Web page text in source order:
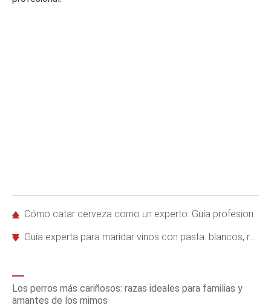
Cómo catar cerveza como un experto: Guía profesional paso a paso
Guía experta para maridar vinos con pasta: blancos, rosados y tintos
Los perros más cariñosos: razas ideales para familias y
amantes de los mimos